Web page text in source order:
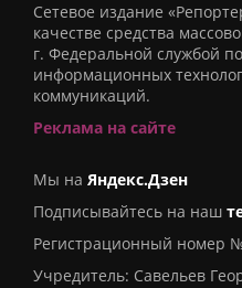
Сетевое издание
качестве средства
г. Федеральной службой
информационных
коммуникаций.
Реклама на сайте
Мы на Яндекс.Дзен
Подписывайтесь на наш
Регистрационный номер
Учредитель: Савельев